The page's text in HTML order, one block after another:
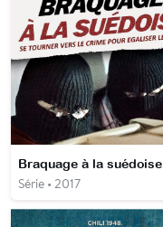
Braquage à la suédoise
Série • 2017